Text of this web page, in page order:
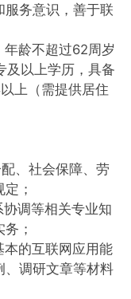
务意识，善于联
龄不超过62周岁
及以上学历，具备
上（需提供居住
、社会保障、劳
；
调等相关专业知
；
的互联网应用能
、调研文章等材料